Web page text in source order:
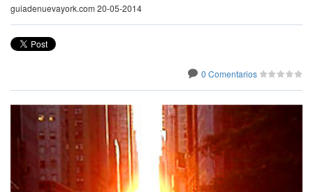
guiadenuevayork.com 20-05-2014
0 Comentarios